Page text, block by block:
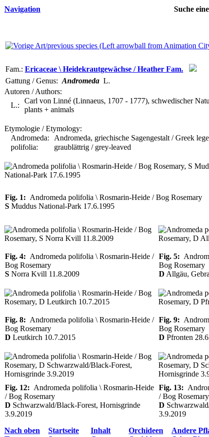
Navigation Suche
Fam.: Ericaceae \ Heidekrautgewächse / Heather Fam.
Gattung / Genus: Andromeda L.
Autoren / Authors:
L.:
Carl von Linné (Linnaeus, 1707 - 1777), schwedischer
plants + animals
Etymologie / Etymology:
Andromeda:
Andromeda, griechische Sagengestalt / Greek
polifolia:
graublättrig / grey-leaved
Fig. 1: Andromeda polifolia \ Rosmarin-Heide / Bog Rosemary
S Muddus National-Park 17.6.1995
Fig. 4: Andromeda polifolia \ Rosmarin-Heide /
Bog Rosemary
S Norra Kvill 11.8.2009
Fig. 5:
Bog Rosemary
D Allgäu,
Fig. 8: Andromeda polifolia \ Rosmarin-Heide /
Bog Rosemary
D Leutkirch 10.7.2015
Fig. 9:
Bog Rosemary
D Pfronten
Fig. 12: Andromeda polifolia \ Rosmarin-Heide
/ Bog Rosemary
D Schwarzwald/Black-Forest, Hornisgrinde
3.9.2019
Fig. 13:
/ Bog Rosemary
D
3.9.2019
Nach oben
Startseite
Inhalt
Orchideen
Andere